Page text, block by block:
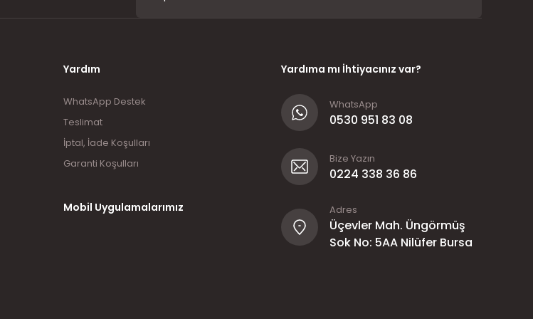
Yardım
WhatsApp Destek
Teslimat
İptal, İade Koşulları
Garanti Koşulları
Mobil Uygulamalarımız
Yardıma mı İhtiyacınız var?
WhatsApp
0530 951 83 08
Bize Yazın
0224 338 36 86
Adres
Üçevler Mah. Üngörmüş
Sok No: 5AA Nilüfer Bursa